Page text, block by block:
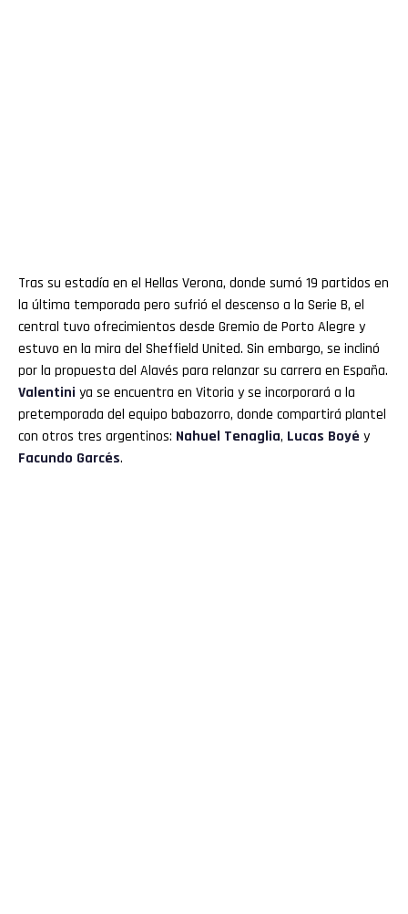
Tras su estadía en el Hellas Verona, donde sumó 19 partidos en
la última temporada pero sufrió el descenso a la Serie B, el
central tuvo ofrecimientos desde Gremio de Porto Alegre y
estuvo en la mira del Sheffield United. Sin embargo, se inclinó
por la propuesta del Alavés para relanzar su carrera en España.
Valentini ya se encuentra en Vitoria y se incorporará a la
pretemporada del equipo babazorro, donde compartirá plantel
con otros tres argentinos: Nahuel Tenaglia, Lucas Boyé y
Facundo Garcés.